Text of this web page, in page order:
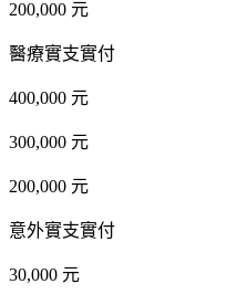
200,000 元
醫療實支實付
400,000 元
300,000 元
200,000 元
意外實支實付
30,000 元